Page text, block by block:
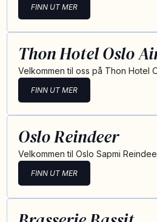
FINN UT MER
Thon Hotel Oslo
Velkommen til oss på Thon Hotel
FINN UT MER
Oslo Reindeer
Velkommen til Oslo Sapmi
FINN UT MER